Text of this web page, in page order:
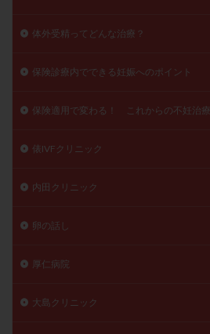
体外受精ってどんな治療？
保険診療内でできる妊娠へのポイント
保険適用で変わる！ これからの不妊治療
俵IVFクリニック
内田クリニック
卵の話し
厚仁病院
大島クリニック